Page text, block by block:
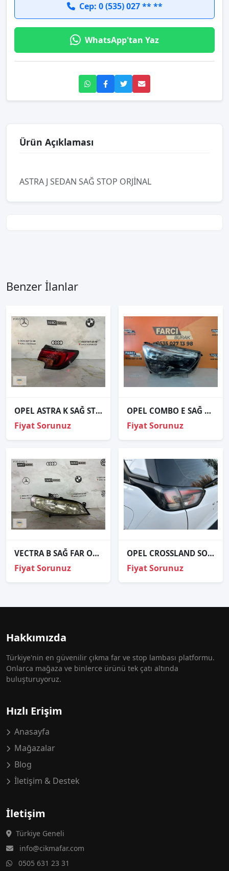
Cep: 0 (535) 027 ** **
WhatsApp'tan Yaz
Ürün Açıklaması
ASTRA J SEDAN SAĞ STOP ORJİNAL
Benzer İlanlar
OPEL ASTRA K SAĞ STOP ORJİNAL LEDLİ
Fiyat Sorunuz
OPEL COMBO E SAĞ FAR ORJİNAL
Fiyat Sorunuz
VECTRA B SAĞ FAR ORJİNAL
Fiyat Sorunuz
OPEL CROSSLAND SOL DIŞ STOP LAMBASI 39137519
Fiyat Sorunuz
Hakkımızda
Türkiye'nin en güvenilir çıkma far ve stop lambası platformu.
Onlarca mağaza ve binlerce ürünü tek çatı altında
buluşturuyoruz.
Hızlı Erişim
Anasayfa
Mağazalar
Blog
İletişim & Destek
İletişim
Türkiye Geneli
info@cikmafar.com
0505 631 23 31